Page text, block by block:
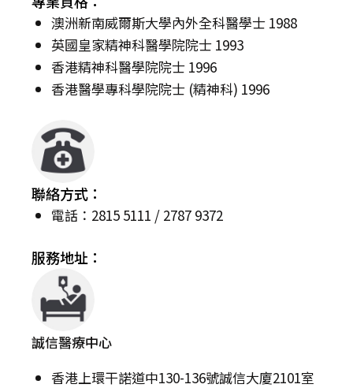
澳洲新南威爾斯大學內外全科醫學士 1988
英國皇家精神科醫學院院士 1993
香港精神科醫學院院士 1996
香港醫學專科學院院士 (精神科) 1996
聯絡方式：
電話：2815 5111 / 2787 9372
服務地址：
誠信醫療中心
香港上環干諾道中130-136號誠信大廈2101室